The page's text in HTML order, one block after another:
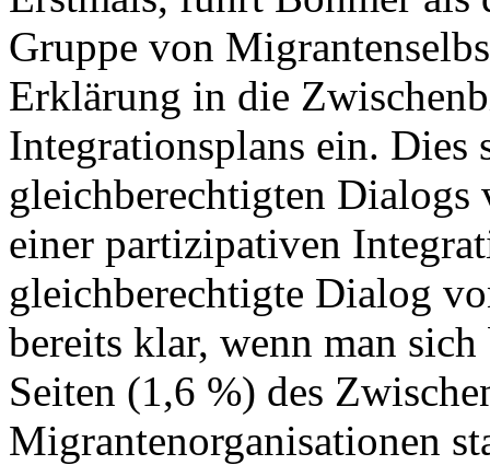
Gruppe von
Erklärung in die
Integrationsplans ein. Dies
gleichberechtigten
einer partizipativen
gleichberechtigte Dialog
bereits klar, wenn man
Seiten (1,6 %) des
Migrantenorganisationen